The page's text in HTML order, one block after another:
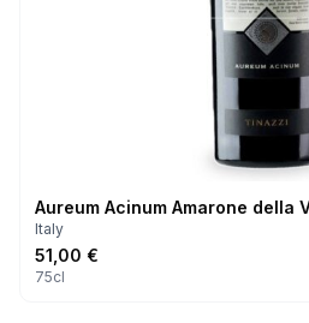
Aureum Acinum Amarone della
Italy
51,00 €
75cl